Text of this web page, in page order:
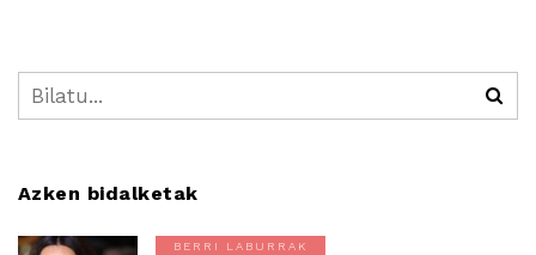
Azken bidalketak
BERRI LABURRAK